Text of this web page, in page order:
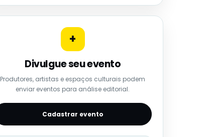
+
Divulgue seu evento
Produtores, artistas e espaços culturais podem
enviar eventos para análise editorial.
Cadastrar evento